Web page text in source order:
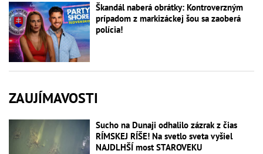
Škandál naberá obrátky: Kontroverzným
prípadom z markizáckej šou sa zaoberá
polícia!
ZAUJÍMAVOSTI
Sucho na Dunaji odhalilo zázrak z čias
RÍMSKEJ RÍŠE! Na svetlo sveta vyšiel
NAJDLHŠÍ most STAROVEKU